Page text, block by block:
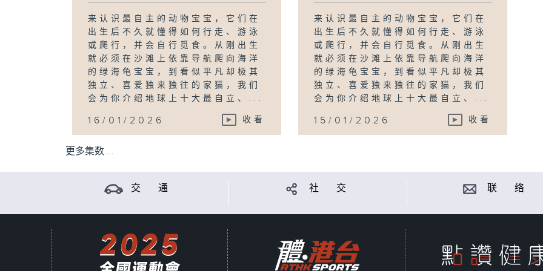
来认识最自主的动物宝宝，它们在
出生后不久就懂得如何行走、游泳
或爬行，并会自行觅食。从刚出生
就必须在沙滩上依靠导航爬向海洋
的绿海龟宝宝，到看似平凡却极其
独立、喜爱独来独往的家猫，我们
会为你介绍地球上十大最自立、...
16/01/2026 收看
来认识最自主的动物宝宝，它们在
出生后不久就懂得如何行走、游泳
或爬行，并会自行觅食。从刚出生
就必须在沙滩上依靠导航爬向海洋
的绿海龟宝宝，到看似平凡却极其
独立、喜爱独来独往的家猫，我们
会为你介绍地球上十大最自立、...
15/01/2026 收看
更多集数 ...
交 通 社 交 联 络